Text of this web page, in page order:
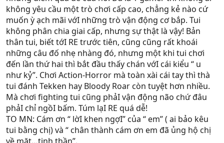
không yêu cầu một trò chơi cấp cao, chẳng kẻ nào cứ
muốn ỳ ạch mãi vớI những trò vận động cơ bắp. Tui
không phân chia giai cấp, nhưng sự thật là vậy! Bản
thân tui, biết tớI RE trước tiên, cũng cũng rất khoái
những câu đố nhẹ nhàng đó, nhưng một khi tui chơi
đến lần thứ hai thì bắt đầu thấy chán vớI cái kiểu “ u
như kỷ”. Chơi Action-Horror mà toàn xài cái tay thì thà
tui đánh Tekken hay Bloody Roar còn tuyệt hơn nhiều.
Mà chơi fighting tui cũng phảI vận động não chứ đâu
phảI chỉ ngồI bấm. Túm lạI RE quá dễ!
TO MN: Cám ơn “ lờI khen ngợI” của “ em” ( ai bảo kêu
tui bằng chị) và “ chân thành cám ơn em đã ủng hộ chị